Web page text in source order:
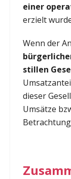
einer
erzielt
Wenn der
stillen
dieser
Umsätze